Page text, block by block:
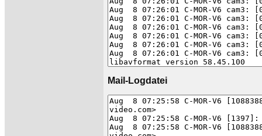
Mail-Logdatei